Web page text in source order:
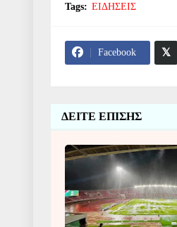
Tags: ΕΙΔΗΣΕΙΣ
Facebook
ΔΕΙΤΕ ΕΠΙΣΗΣ